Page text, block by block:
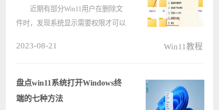
近期有部分Win11用户在删除文
件时，发现系统显示需要权限才可以
教程还是比较简单的，照着做就行
啦，感兴????
2023-08-21 Win11教程
盘点win11系统打开Windows终
端的七种方法